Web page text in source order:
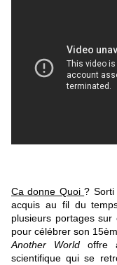
Ca donne Quoi? Sorti
acquis au fil du
plusieurs portages sur
pour célébrer son
Another Worldoffre
scientifique qui se